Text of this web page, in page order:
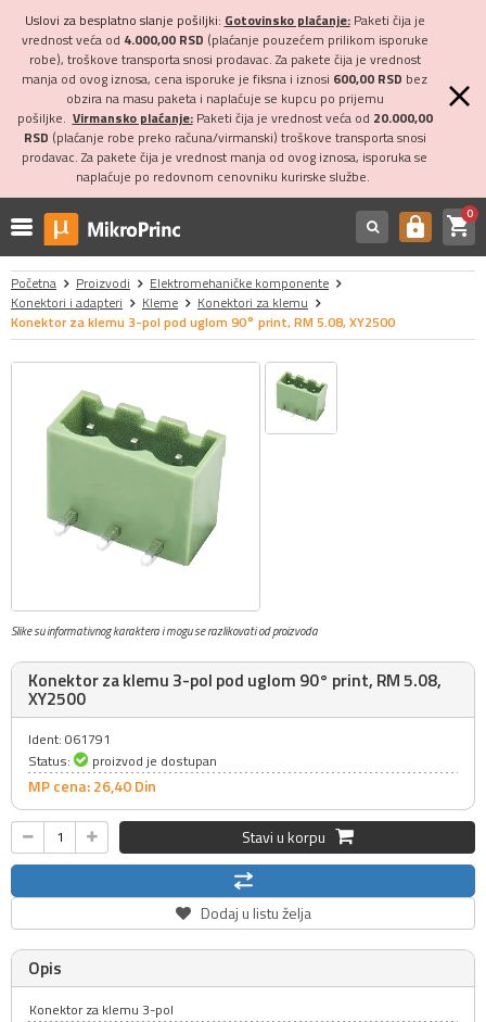
Uslovi za besplatno slanje pošiljki: Gotovinsko plaćanje:Paketi čija je
vrednost veća od 4.000,00 RSD (plaćanje pouzećem prilikom isporuke
robe), troškove transporta snosi prodavac. Za pakete čija je vrednost
manja od ovog iznosa, cena isporuke je fiksna i iznosi 600,00 RSD bez
obzira na masu paketa i naplaćuje se kupcu po prijemu
pošiljke. Virmansko plaćanje:Paketi čija je vrednost veća od 20.000,00
RSD (plaćanje robe preko računa/virmanski) troškove transporta snosi
prodavac. Za pakete čija je vrednost manja od ovog iznosa, isporuka se
naplaćuje po redovnom cenovniku kurirske službe.
https shopping_cart0
Početna Proizvodi
Elektromehaničke komponente
Konektori i adapteri
Kleme
Konektori za klemu
Konektor za klemu 3-pol pod uglom 90° print, RM 5.08, XY2500
Slike su informativnog karaktera i mogu se razlikovati od proizvoda
Konektor za klemu 3-pol pod uglom 90° print, RM 5.08,
XY2500
Ident: 061791
Status:
proizvod je dostupan
MP cena: 26,40Din
Stavi u korpu
Dodaj u listu želja
Opis
Konektor za klemu 3-pol